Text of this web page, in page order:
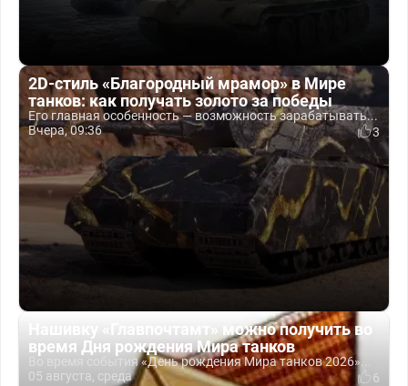
2D-стиль «Благородный мрамор» в Мире
танков: как получать золото за победы
Его главная особенность — возможность зарабатывать...
Вчера, 09:36
3
Нашивку «Главпочтамт» можно получить во
время Дня рождения Мира танков
Во время события «День рождения Мира танков 2026»...
05 августа, среда
6